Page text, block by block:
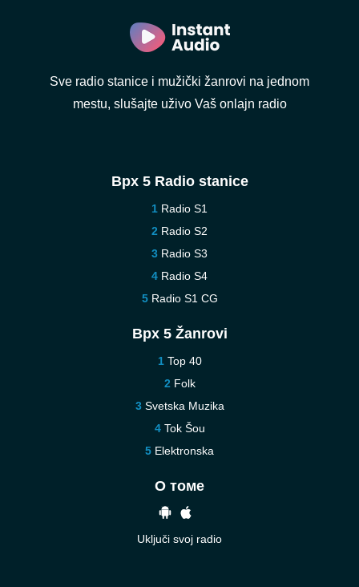
Sve radio stanice i mužički žanrovi na jednom
mestu, slušajte uživo Vaš onlajn radio
Врх 5 Radio stanice
Radio S1
Radio S2
Radio S3
Radio S4
Radio S1 CG
Врх 5 Žanrovi
Top 40
Folk
Svetska Muzika
Tok Šou
Elektronska
О томе
Uključi svoj radio